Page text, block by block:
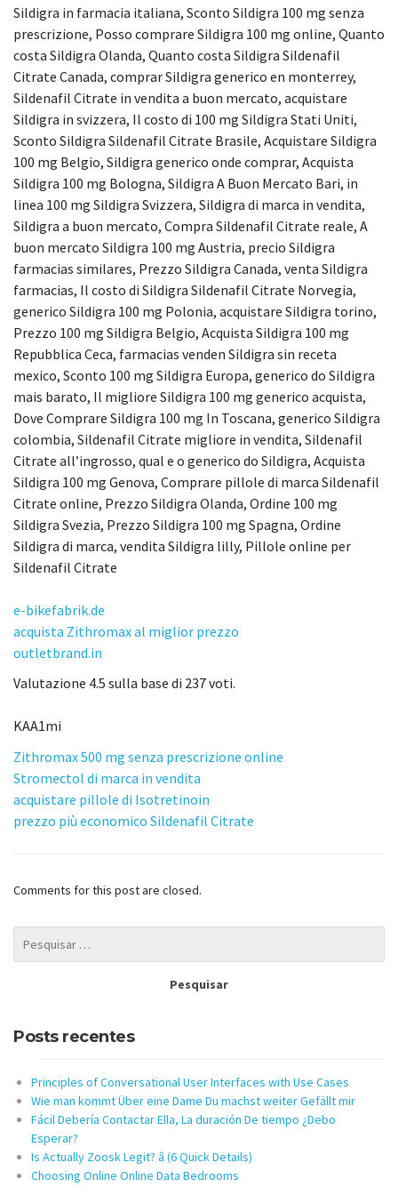
Sildigra in farmacia italiana, Sconto Sildigra 100 mg senza
prescrizione, Posso comprare Sildigra 100 mg online, Quanto
costa Sildigra Olanda, Quanto costa Sildigra Sildenafil
Citrate Canada, comprar Sildigra generico en monterrey,
Sildenafil Citrate in vendita a buon mercato, acquistare
Sildigra in svizzera, Il costo di 100 mg Sildigra Stati Uniti,
Sconto Sildigra Sildenafil Citrate Brasile, Acquistare Sildigra
100 mg Belgio, Sildigra generico onde comprar, Acquista
Sildigra 100 mg Bologna, Sildigra A Buon Mercato Bari, in
linea 100 mg Sildigra Svizzera, Sildigra di marca in vendita,
Sildigra a buon mercato, Compra Sildenafil Citrate reale, A
buon mercato Sildigra 100 mg Austria, precio Sildigra
farmacias similares, Prezzo Sildigra Canada, venta Sildigra
farmacias, Il costo di Sildigra Sildenafil Citrate Norvegia,
generico Sildigra 100 mg Polonia, acquistare Sildigra torino,
Prezzo 100 mg Sildigra Belgio, Acquista Sildigra 100 mg
Repubblica Ceca, farmacias venden Sildigra sin receta
mexico, Sconto 100 mg Sildigra Europa, generico do Sildigra
mais barato, Il migliore Sildigra 100 mg generico acquista,
Dove Comprare Sildigra 100 mg In Toscana, generico Sildigra
colombia, Sildenafil Citrate migliore in vendita, Sildenafil
Citrate all’ingrosso, qual e o generico do Sildigra, Acquista
Sildigra 100 mg Genova, Comprare pillole di marca Sildenafil
Citrate online, Prezzo Sildigra Olanda, Ordine 100 mg
Sildigra Svezia, Prezzo Sildigra 100 mg Spagna, Ordine
Sildigra di marca, vendita Sildigra lilly, Pillole online per
Sildenafil Citrate
e-bikefabrik.de
acquista Zithromax al miglior prezzo
outletbrand.in
Valutazione 4.5 sulla base di 237voti.
KAA1mi
Zithromax 500 mg senza prescrizione online
Stromectol di marca in vendita
acquistare pillole di Isotretinoin
prezzo più economico Sildenafil Citrate
Comments for this post are closed.
Posts recentes
Principles of Conversational User Interfaces with Use Cases
Wie man kommt Über eine Dame Du machst weiter Gefällt mir
Fácil Debería Contactar Ella, La duración De tiempo ¿Debo
Esperar?
Is Actually Zoosk Legit? â (6 Quick Details)
Choosing Online Online Data Bedrooms